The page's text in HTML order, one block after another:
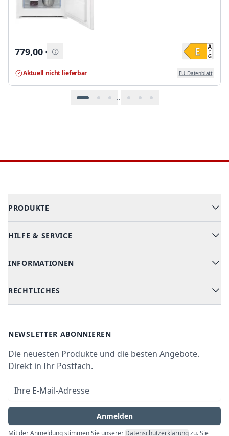
779,00 €
Aktuell nicht lieferbar EU-Datenblatt
…
PRODUKTE
Alle Kategorien
Kühlen & Gefrieren
HILFE & SERVICE
Hilfe & FAQ
INFORMATIONEN
Über uns
RECHTLICHES
Datenschutz
Widerrufsrecht
Impressum
NEWSLETTER ABONNIEREN
Die neuesten Produkte und die besten Angebote.
Direkt in Ihr Postfach.
E-Mail-Adresse
Anmelden
Mit der Anmeldung stimmen Sie unserer Datenschutzerklärungzu. Sie